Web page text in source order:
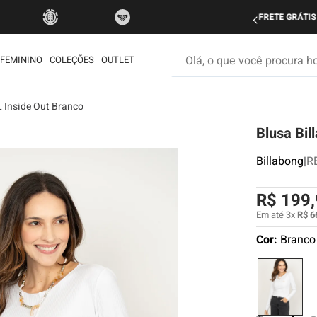
Brasil nas compras acima de R$ 499 | Consulte as Regras
FEMININO COLEÇÕES OUTLET
Out Branco
Blusa
Billabong|
R$ 199,
Em até3xR$
Cor: Branco
mais buscados